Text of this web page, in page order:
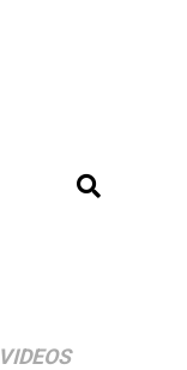
VIDEOS